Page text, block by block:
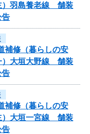
）羽島養老線 舗装
告
補修（暮らしの安
）大垣大野線 舗装
告
補修（暮らしの安
）大垣一宮線 舗装
告